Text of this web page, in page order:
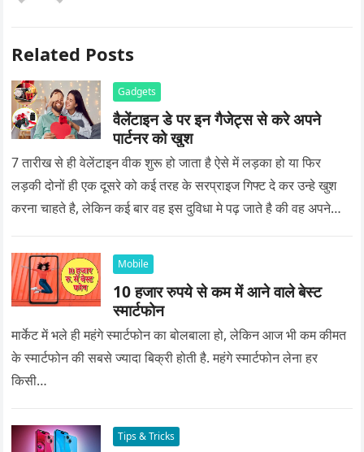
Related Posts
Gadgets
वैलेंटाइन डे पर इन गैजेट्स से करे अपने
पार्टनर को खुश
7 तारीख से ही वेलेंटाइन वीक शुरू हो जाता है ऐसे में लड़का हो या फिर
लड़की दोनों ही एक दूसरे को कई तरह के सरप्राइज गिफ्ट दे कर उन्हे खुश
करना चाहते है, लेकिन कई बार वह इस दुविधा मे पढ़ जाते है की वह अपने
Mobile
10 हजार रुपये से कम में आने वाले बेस्ट
स्मार्टफोन
मार्केट में भले ही महंगे स्मार्टफोन का बोलबाला हो, लेकिन आज भी कम कीमत
के स्मार्टफोन की सबसे ज्यादा बिक्री होती है. महंगे स्मार्टफोन लेना हर
किसी…
Tips & Tricks